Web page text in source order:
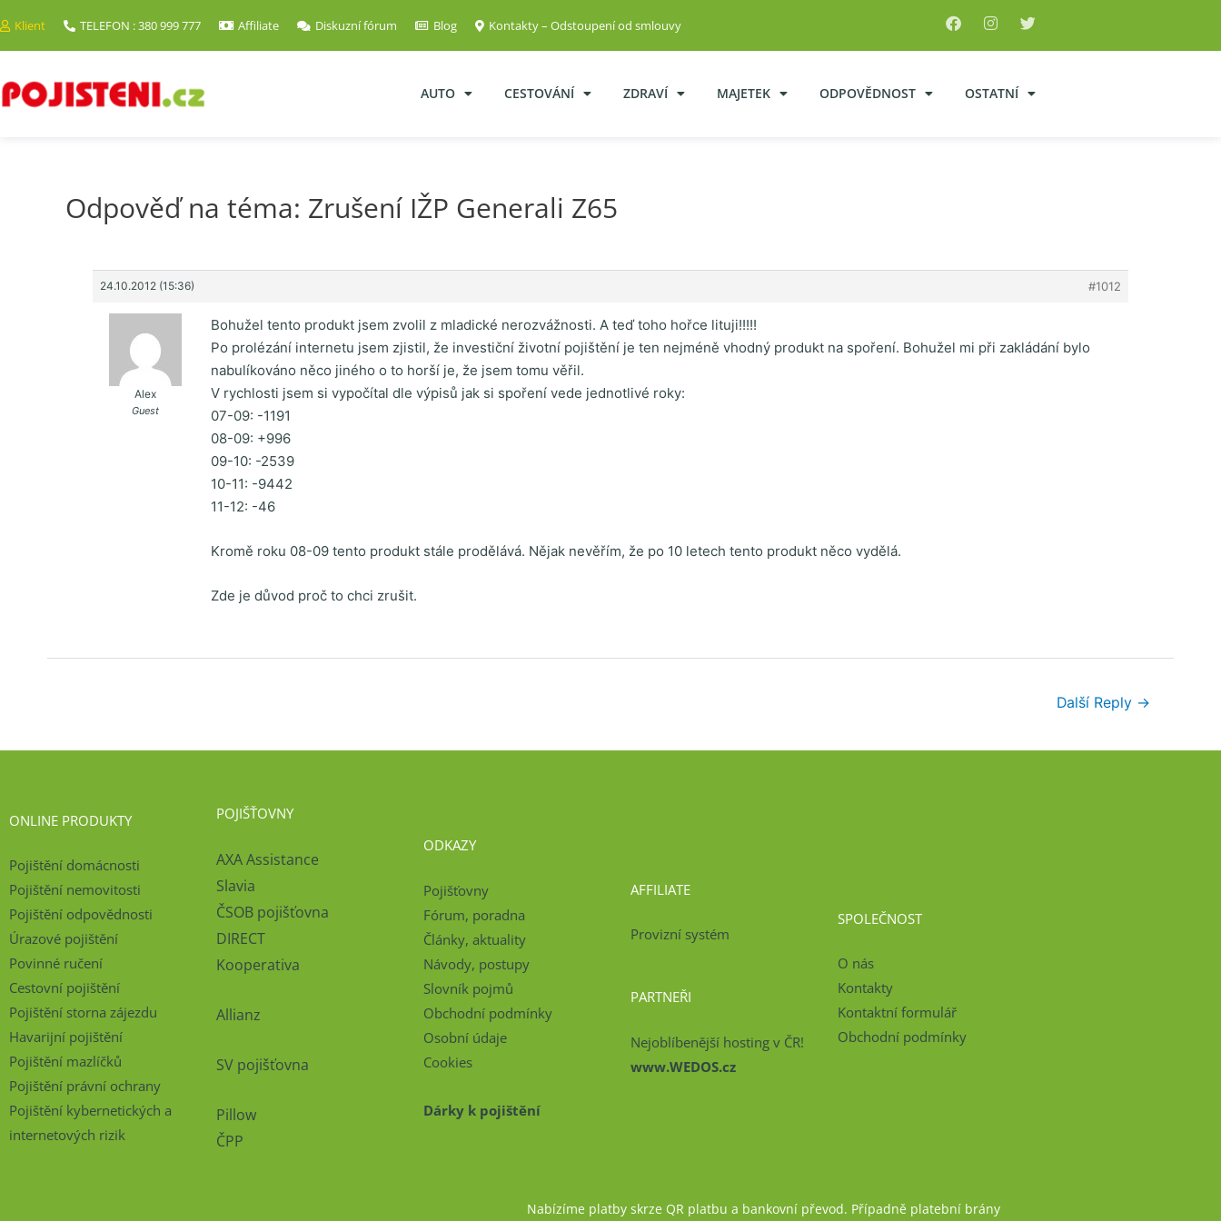
Klient TELEFON : 380 999 777 Affiliate Diskuzní fórum Blog Kontakty – Odstoupení od smlouvy
AUTO CESTOVÁNÍ ZDRAVÍ MAJETEK ODPOVĚDNOST OSTATNÍ
Odpověď na téma: Zrušení IŽP Generali Z65
24.10.2012 (15:36) #1012
Alex
Guest
Bohužel tento produkt jsem zvolil z mladické nerozvážnosti. A teď toho hořce lituji!!!!!
Po prolézání internetu jsem zjistil, že investiční životní pojištění je ten nejméně vhodný produkt na spoření. Bohužel mi při zakládání bylo
nabulíkováno něco jiného o to horší je, že jsem tomu věřil.
V rychlosti jsem si vypočítal dle výpisů jak si spoření vede jednotlivé roky:
07-09: -1191
08-09: +996
09-10: -2539
10-11: -9442
11-12: -46
Kromě roku 08-09 tento produkt stále prodělává. Nějak nevěřím, že po 10 letech tento produkt něco vydělá.
Zde je důvod proč to chci zrušit.
Další Reply →
ONLINE PRODUKTY
Pojištění domácnosti
Pojištění nemovitosti
Pojištění odpovědnosti
Úrazové pojištění
Povinné ručení
Cestovní pojištění
Pojištění storna zájezdu
Havarijní pojištění
Pojištění mazlíčků
Pojištění právní ochrany
Pojištění kybernetických a
internetových rizik
POJIŠŤOVNY
AXA Assistance
Slavia
ČSOB pojišťovna
DIRECT
Kooperativa
Allianz
SV pojišťovna
Pillow
ČPP
ODKAZY
Pojišťovny
Fórum, poradna
Články, aktuality
Návody, postupy
Slovník pojmů
Obchodní podmínky
Osobní údaje
Cookies
Dárky k pojištění
AFFILIATE
Provizní systém
PARTNEŘI
Nejoblíbenější hosting v ČR!
www.WEDOS.cz
SPOLEČNOST
O nás
Kontakty
Kontaktní formulář
Obchodní podmínky
Nabízíme platby skrze QR platbu a bankovní převod. Případně platební brány